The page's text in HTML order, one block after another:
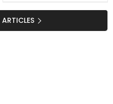
بریانی کیوں دی تھی؟
دلچسپ معلومات